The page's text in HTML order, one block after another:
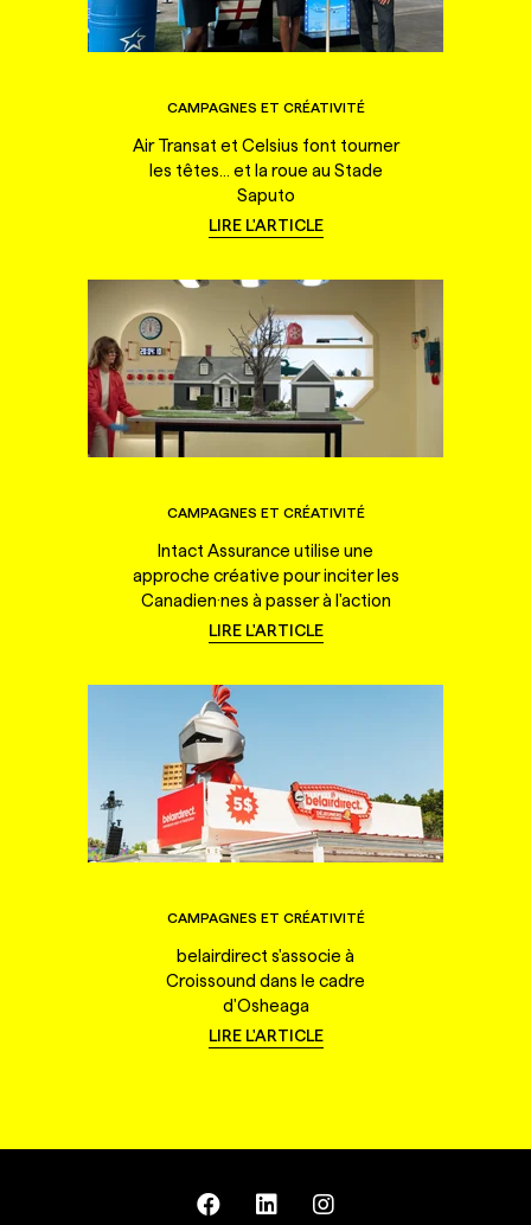
CAMPAGNES ET CRÉATIVITÉ
Air Transat et Celsius font tourner
les têtes... et la roue au Stade
Saputo
LIRE L'ARTICLE
CAMPAGNES ET CRÉATIVITÉ
Intact Assurance utilise une
approche créative pour inciter les
Canadien·nes à passer à l'action
LIRE L'ARTICLE
CAMPAGNES ET CRÉATIVITÉ
belairdirect s'associe à
Croissound dans le cadre
d'Osheaga
LIRE L'ARTICLE